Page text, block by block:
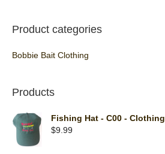
Product categories
Bobbie Bait Clothing
Products
Fishing Hat - C00 - Clothing
$9.99